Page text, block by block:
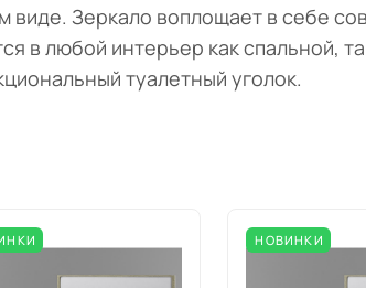
виде. Зеркало воплощает в себе
в любой интерьер как спальной,
туалетный уголок.
НОВИНКИ